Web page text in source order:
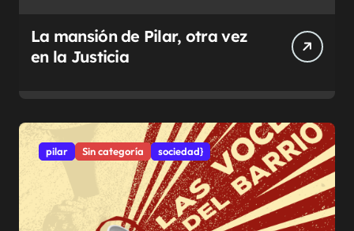
La mansión de Pilar, otra vez
en la Justicia
pilar Sin categoría sociedad}